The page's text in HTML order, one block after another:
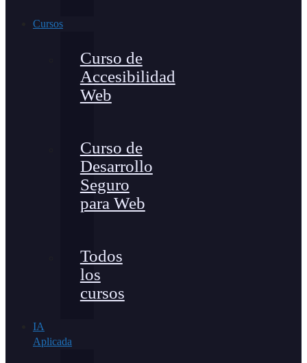
Cursos
Curso de
Accesibilidad
Web
Curso de
Desarrollo
Seguro
para Web
Todos
los
cursos
IA
Aplicada